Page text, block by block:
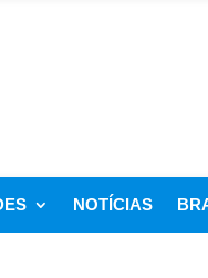
NOTÍCIAS